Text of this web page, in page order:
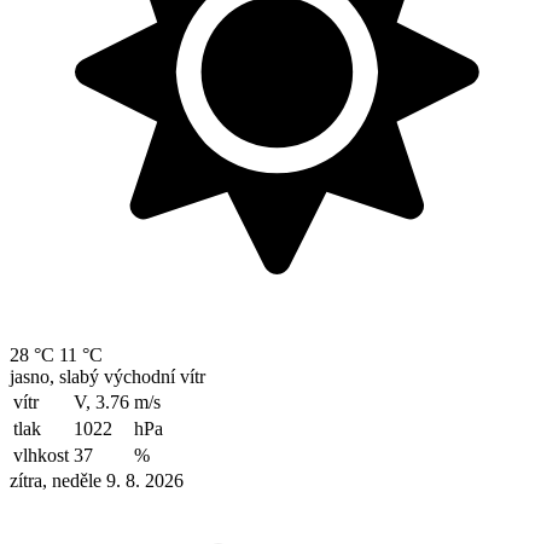
28 °C 11 °C
jasno, slabý východní vítr
vítr
V, 3.76 m/s
tlak
1022
hPa
vlhkost 37
%
zítra, neděle 9. 8. 2026